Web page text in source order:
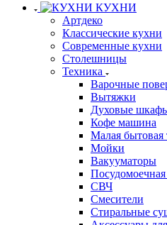
КУХНИ
Артдеко
Классические кухни
Современные кухни
Столешницы
Техника
Варочные
Вытяжки
Духовые
Кофе машина
Малая бытовая
Мойки
Вакууматоры
СВЧ
Смесители
Стиральные